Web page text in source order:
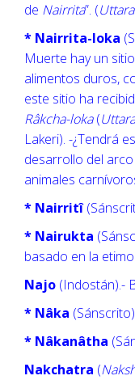
de Nairrita”. (
* Nairrita-loka
Muerte hay un
alimentos duros,
este sitio ha
Râkcha-loka(
Lakeri). -¿Tendrá
desarrollo del
animales
* Nairritî
* Nairukta
basado en la
Najo (Indostán).-
* Nâka
* Nâkanâtha
Nakchatra (